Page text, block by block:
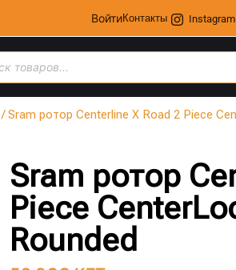
ВойтиКонтакты Instagram
/ Sram ротор Centerline X Road 2 Piece
Sram ротор
Piece
Rounded